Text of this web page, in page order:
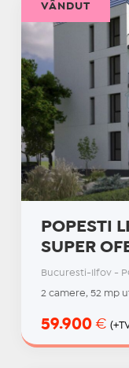
POPESTI
SUPER
Bucuresti-Ilfov -
2 camere, 52 mp
59.900 €
VÂNDUT